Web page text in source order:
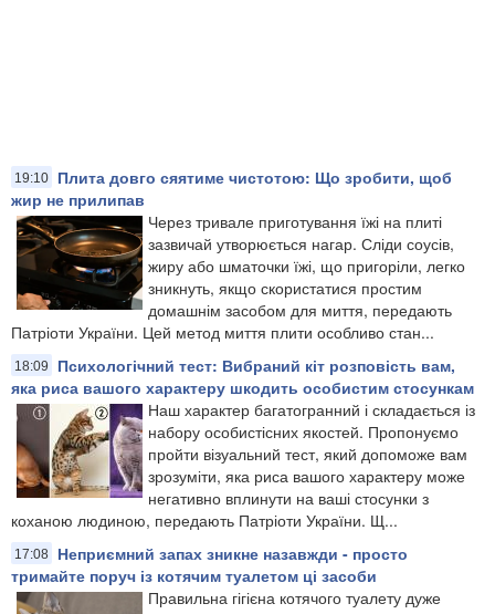
19:10
Плита довго сяятиме чистотою: Що зробити, щоб
жир не прилипав
Через тривале приготування їжі на плиті
зазвичай утворюється нагар. Сліди соусів,
жиру або шматочки їжі, що пригоріли, легко
зникнуть, якщо скористатися простим
домашнім засобом для миття, передають
Патріоти України. Цей метод миття плити особливо стан...
18:09
Психологічний тест: Вибраний кіт розповість вам,
яка риса вашого характеру шкодить особистим стосункам
Наш характер багатогранний і складається із
набору особистісних якостей. Пропонуємо
пройти візуальний тест, який допоможе вам
зрозуміти, яка риса вашого характеру може
негативно вплинути на ваші стосунки з
коханою людиною, передають Патріоти України. Щ...
17:08
Неприємний запах зникне назавжди - просто
тримайте поруч із котячим туалетом ці засоби
Правильна гігієна котячого туалету дуже